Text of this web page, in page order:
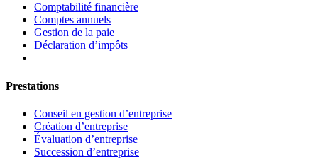
Comptabilité financière
Comptes annuels
Gestion de la paie
Déclaration d’impôts
Prestations
Conseil en gestion d’entreprise
Création d’entreprise
Évaluation d’entreprise
Succession d’entreprise